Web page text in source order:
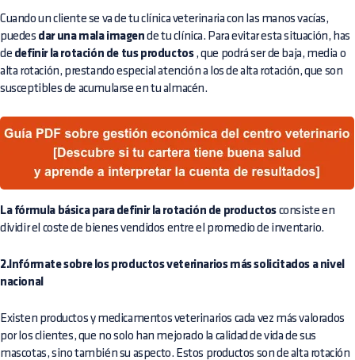
Cuando un cliente se va de tu clínica veterinaria con las manos vacías,
puedes dar una mala imagen de tu clínica. Para evitar esta situación, has
de definir la rotación de tus productos, que podrá ser de baja, media o
alta rotación, prestando especial atención a los de alta rotación, que son
susceptibles de acumularse en tu almacén.
La fórmula básica para definir la rotación de productos consiste en
dividir el coste de bienes vendidos entre el promedio de inventario.
2.Infórmate sobre los productos veterinarios más solicitados a nivel
nacional
Existen productos y medicamentos veterinarios cada vez más valorados
por los clientes, que no solo han mejorado la calidad de vida de sus
mascotas, sino también su aspecto. Estos productos son de alta rotación